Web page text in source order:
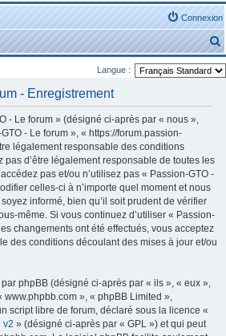
Connexion
e
c
Langue :
- Enregistrement
- Le forum » (désigné ci-après par « nous »,
- Le forum », « https://forum.passion-
légalement responsable des conditions
pas d’être légalement responsable de toutes les
pas et/ou n’utilisez pas « Passion-GTO -
celles-ci à n’importe quel moment et nous
informé, bien qu’il soit prudent de vérifier
même. Si vous continuez d’utiliser « Passion-
changements ont été effectués, vous acceptez
des conditions découlant des mises à jour et/ou
phpBB (désigné ci-après par « ils », « eux »,
», « phpBB Limited »,
script libre de forum, déclaré sous la licence «
v2 » (désigné ci-après par « GPL ») et qui peut